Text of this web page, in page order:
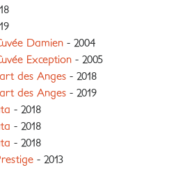
Damien - 2004
Exception - 2005
des Anges - 2018
des Anges - 2019
- 2018
- 2018
- 2018
- 2013